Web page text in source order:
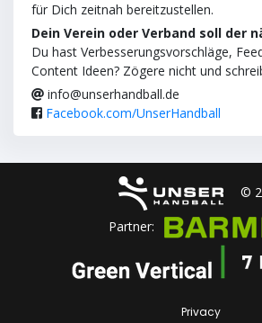
für Dich zeitnah bereitzustellen.
Dein Verein oder Verband soll der
Du hast Verbesserungsvorschläge,
Content Ideen? Zögere nicht und
info@unserhandball.de
Facebook.com/UnserHandball
©
Partner:
Privacy